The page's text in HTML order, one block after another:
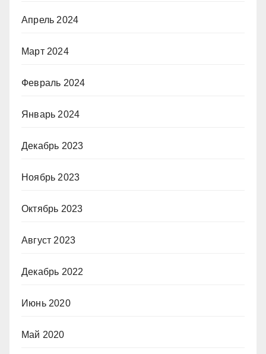
Апрель 2024
Март 2024
Февраль 2024
Январь 2024
Декабрь 2023
Ноябрь 2023
Октябрь 2023
Август 2023
Декабрь 2022
Июнь 2020
Май 2020